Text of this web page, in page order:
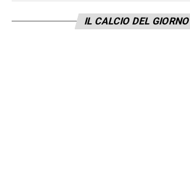
IL CALCIO DEL GIORNO